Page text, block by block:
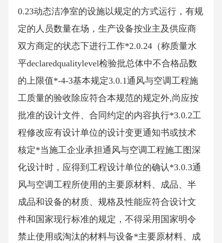
0.23动态洁净室的设施以规定的方式运行，有规
定的人员数量在场，生产设备按业主及供应商
双方商定的状态下进行工作*2.0.24（称质量水
平declaredqualitylevel检验批总体中不合格品数
的上限值*-4-3基本规定3.0.1通风与空调工程施
工质量的验收除应符合本规范的规定外,尚应按
批准的设计文件、合同约定的内容执行*3.0.2工
程修改应有设计单位的设计变更通知书或技术
核定*当施工企业承担通风与空调工程施工图深
化设计时，应得到工程设计单位的确认*3.0.3通
风与空调工程所使用的主要原材料、成品、半
成品和设备的材质、规格及性能应符合设计文
件和国家现行标准的规定，不得采用国家明令
禁止使用或淘汰的材料与设备*主要原材料、成